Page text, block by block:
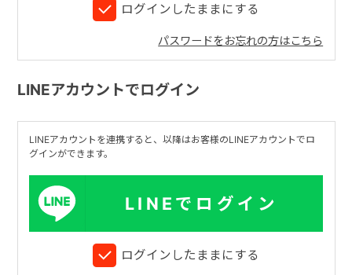
ログインしたままにする
パスワードをお忘れの方はこちら
LINEアカウントでログイン
LINEアカウントを連携すると、以降はお客様のLINEアカウントでロ
グインができます。
LINEでログイン
ログインしたままにする